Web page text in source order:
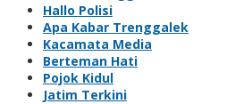
Hallo Polisi
Apa Kabar Trenggalek
Kacamata Media
Berteman Hati
Pojok Kidul
Jatim Terkini